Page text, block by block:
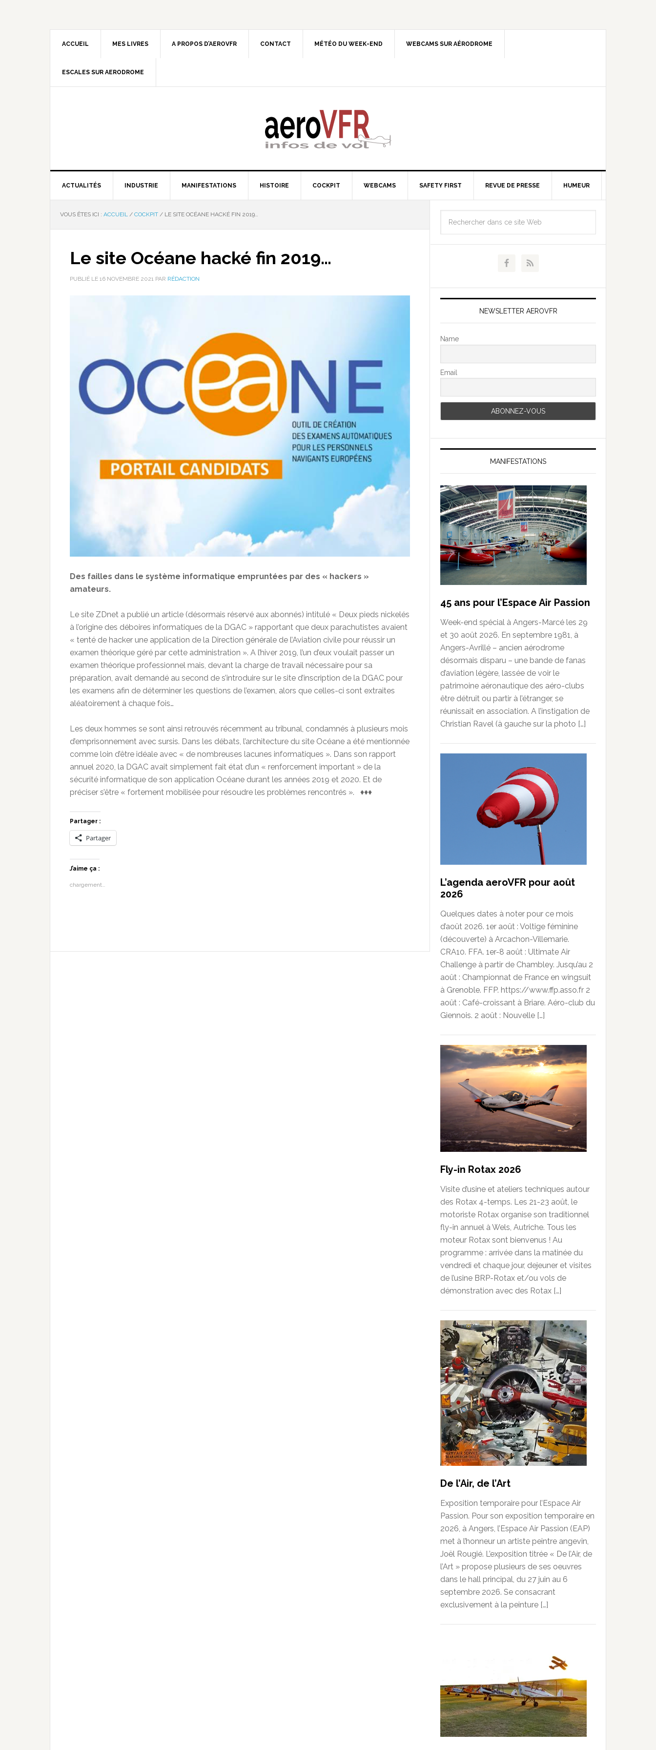
ACCUEIL MES LIVRES A PROPOS D’AEROVFR CONTACT MÉTÉO DU WEEK-END WEBCAMS SUR AÉRODROME
ESCALES SUR AERODROME
ACTUALITÉS INDUSTRIE MANIFESTATIONS HISTOIRE COCKPIT WEBCAMS SAFETY FIRST REVUE DE PRESSE HUMEUR
VOUS ÊTES ICI : ACCUEIL / COCKPIT / LE SITE OCÉANE HACKÉ FIN 2019…
Le site Océane hacké fin 2019…
PUBLIÉ LE 16 NOVEMBRE 2021 PAR RÉDACTION
Des failles dans le système informatique empruntées par des « hackers »
amateurs.
Le site ZDnet a publié un article (désormais réservé aux abonnés) intitulé « Deux pieds nickelés
à l’origine des déboires informatiques de la DGAC » rapportant que deux parachutistes avaient
« tenté de hacker une application de la Direction générale de l’Aviation civile pour réussir un
examen théorique géré par cette administration ». A l’hiver 2019, l’un d’eux voulait passer un
examen théorique professionnel mais, devant la charge de travail nécessaire pour sa
préparation, avait demandé au second de s’introduire sur le site d’inscription de la DGAC pour
les examens afin de déterminer les questions de l’examen, alors que celles-ci sont extraites
aléatoirement à chaque fois…
Les deux hommes se sont ainsi retrouvés récemment au tribunal, condamnés à plusieurs mois
d’emprisonnement avec sursis. Dans les débats, l’architecture du site Océane a été mentionnée
comme loin d’être idéale avec « de nombreuses lacunes informatiques ». Dans son rapport
annuel 2020, la DGAC avait simplement fait état d’un « renforcement important » de la
sécurité informatique de son application Océane durant les années 2019 et 2020. Et de
préciser s’être « fortement mobilisée pour résoudre les problèmes rencontrés ». ♦♦♦
Partager :
Partager
J’aime ça :
chargement…
NEWSLETTER AEROVFR
Name
Email
MANIFESTATIONS
45 ans pour l’Espace Air Passion
Week-end spécial à Angers-Marcé les 29
et 30 août 2026. En septembre 1981, à
Angers-Avrillé – ancien aérodrome
désormais disparu – une bande de fanas
d’aviation légère, lassée de voir le
patrimoine aéronautique des aéro-clubs
être détruit ou partir à l’étranger, se
réunissait en association. A l’instigation de
Christian Ravel (à gauche sur la photo […]
L’agenda aeroVFR pour août
2026
Quelques dates à noter pour ce mois
d’août 2026. 1er août : Voltige féminine
(découverte) à Arcachon-Villemarie.
CRA10. FFA. 1er-8 août : Ultimate Air
Challenge à partir de Chambley. Jusqu’au 2
août : Championnat de France en wingsuit
à Grenoble. FFP. https://www.ffp.asso.fr 2
août : Café-croissant à Briare. Aéro-club du
Giennois. 2 août : Nouvelle […]
Fly-in Rotax 2026
Visite d’usine et ateliers techniques autour
des Rotax 4-temps. Les 21-23 août, le
motoriste Rotax organise son traditionnel
fly-in annuel à Wels, Autriche. Tous les
moteur Rotax sont bienvenus ! Au
programme : arrivée dans la matinée du
vendredi et chaque jour, dejeuner et visites
de l’usine BRP-Rotax et/ou vols de
démonstration avec des Rotax […]
De l’Air, de l’Art
Exposition temporaire pour l’Espace Air
Passion. Pour son exposition temporaire en
2026, à Angers, l’Espace Air Passion (EAP)
met à l’honneur un artiste peintre angevin,
Joël Rougié. L’exposition titrée « De l’Air, de
l’Art » propose plusieurs de ses oeuvres
dans le hall principal, du 27 juin au 6
septembre 2026. Se consacrant
exclusivement à la peinture […]